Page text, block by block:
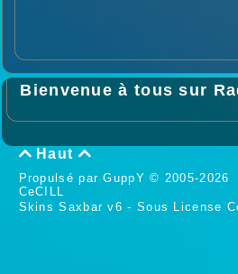
Bienvenue à tous sur
Haut 
Propulsé par GuppY© 2005-2026
CeCILL
Skins Saxbar v6 - Sous License